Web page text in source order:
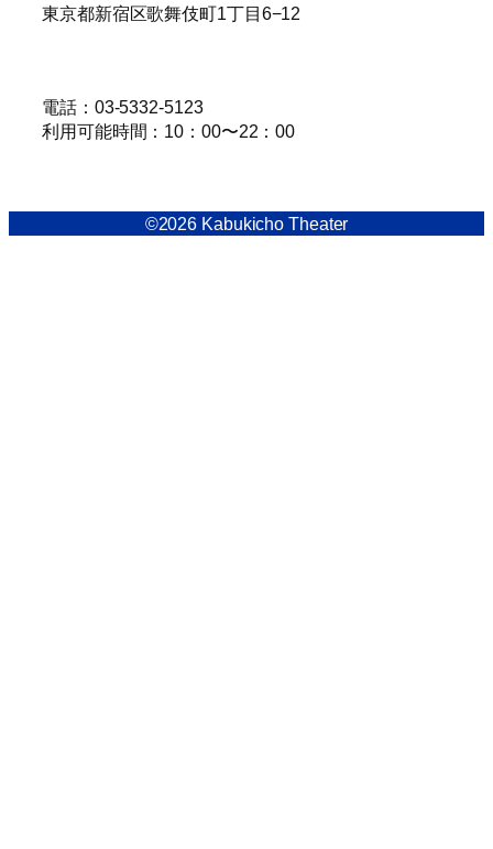
東京都新宿区歌舞伎町1丁目6−12
電話：03-5332-5123
利用可能時間：10：00〜22：00
©2026 Kabukicho Theater